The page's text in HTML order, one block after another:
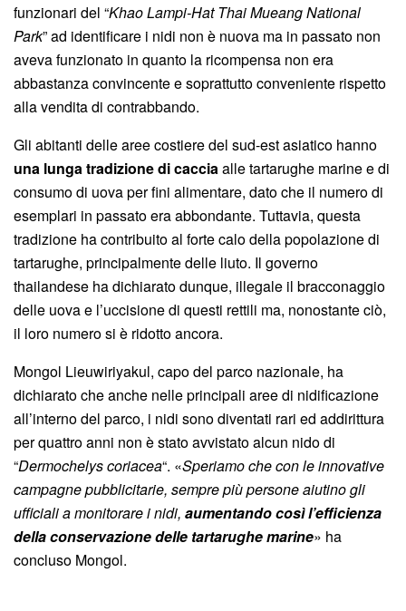
funzionari del “Khao Lampi-Hat Thai Mueang National
Park” ad identificare i nidi non è nuova ma in passato non
aveva funzionato in quanto la ricompensa non era
abbastanza convincente e soprattutto conveniente rispetto
alla vendita di contrabbando.
Gli abitanti delle aree costiere del sud-est asiatico hanno
una lunga tradizione di cacciaalle tartarughe marine e di
consumo di uova per fini alimentare, dato che il numero di
esemplari in passato era abbondante. Tuttavia, questa
tradizione ha contribuito al forte calo della popolazione di
tartarughe, principalmente delle liuto. Il governo
thailandese ha dichiarato dunque, illegale il bracconaggio
delle uova e l’uccisione di questi rettili ma, nonostante ciò,
il loro numero si è ridotto ancora.
Mongol Lieuwiriyakul, capo del parco nazionale, ha
dichiarato che anche nelle principali aree di nidificazione
all’interno del parco, i nidi sono diventati rari ed addirittura
per quattro anni non è stato avvistato alcun nido di
“Dermochelys coriacea“. «Speriamo che con le innovative
campagne pubblicitarie, sempre più persone aiutino gli
ufficiali a monitorare i nidi, aumentando così l’efficienza
della conservazione delle tartarughe marine» ha
concluso Mongol.